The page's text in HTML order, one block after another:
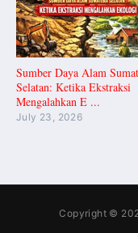
Sumber Daya Alam
Selatan: Ketika Ekstraksi
Mengalahkan E ...
July 23, 2026
Copyright ©